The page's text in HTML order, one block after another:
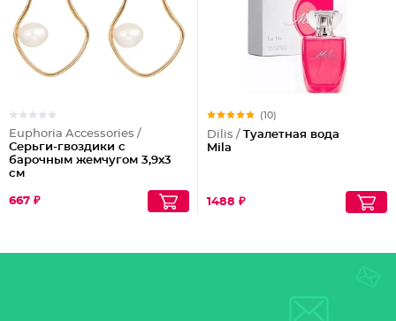
Euphoria Accessories /
Серьги-гвоздики с
барочным жемчугом 3,9x3
см
667 ₽
(10)
Dilis / Туалетная вода
Mila
1488 ₽